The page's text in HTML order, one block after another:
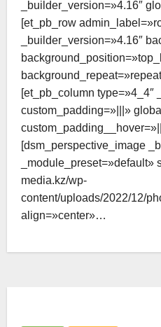
_builder_version=»4.16″
[et_pb_row
_builder_version=»4.16″
[et_pb_column type=»4_4″
custom_padding=»|||»
[dsm_perspective_image
_module_preset=»default»
media.kz/wp-
content/uploads/2022/12/
align=»center»…